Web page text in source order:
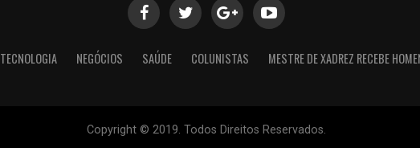
TECNOLOGIA NEGÓCIOS SAÚDE COLUNISTAS MESTRE DE XADREZ RECEBE
Copyright © 2019. Todos Direitos Reservados.